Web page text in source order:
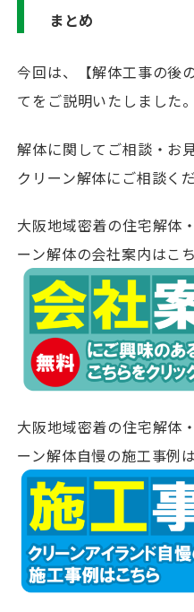
まとめ
今回は、【解体工事の後
てをご説明いたしました。
解体に関してご相談・お
クリーン解体にご相談く
大阪地域密着の住宅解体
ーン解体の会社案内はこ
大阪地域密着の住宅解体
ーン解体自慢の施工事例